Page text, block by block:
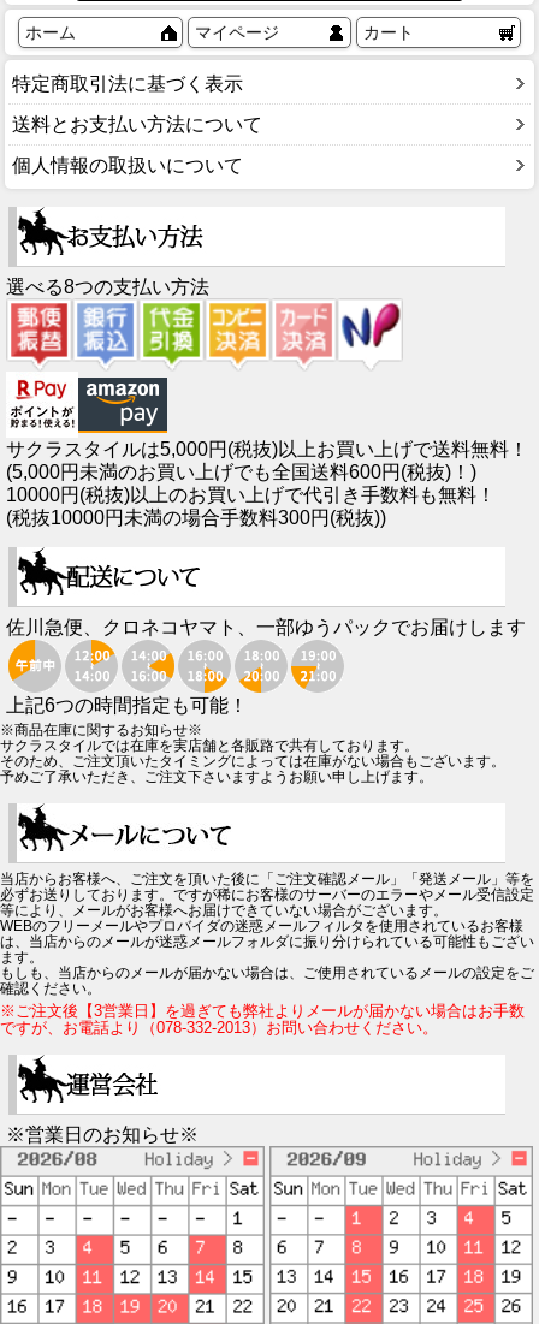
ホーム マイページ カート
特定商取引法に基づく表示
送料とお支払い方法について
個人情報の取扱いについて
選べる8つの支払い方法
サクラスタイルは5,000円(税抜)以上お買い上げで送料無料！
(5,000円未満のお買い上げでも全国送料600円(税抜)！)
10000円(税抜)以上のお買い上げで代引き手数料も無料！
(税抜10000円未満の場合手数料300円(税抜))
佐川急便、クロネコヤマト、一部ゆうパックでお届けします
上記6つの時間指定も可能！
※商品在庫に関するお知らせ※
サクラスタイルでは在庫を実店舗と各販路で共有しております。
そのため、ご注文頂いたタイミングによっては在庫がない場合もございます。
予めご了承いただき、ご注文下さいますようお願い申し上げます。
当店からお客様へ、ご注文を頂いた後に「ご注文確認メール」「発送メール」等を
必ずお送りしております。ですが稀にお客様のサーバーのエラーやメール受信設定
等により、メールがお客様へお届けできていない場合がございます。
WEBのフリーメールやプロバイダの迷惑メールフィルタを使用されているお客様
は、当店からのメールが迷惑メールフォルダに振り分けられている可能性もござい
ます。
もしも、当店からのメールが届かない場合は、ご使用されているメールの設定をご
確認ください。
※ご注文後【3営業日】を過ぎても弊社よりメールが届かない場合はお手数
ですが、お電話より（078-332-2013）お問い合わせください。
※営業日のお知らせ※